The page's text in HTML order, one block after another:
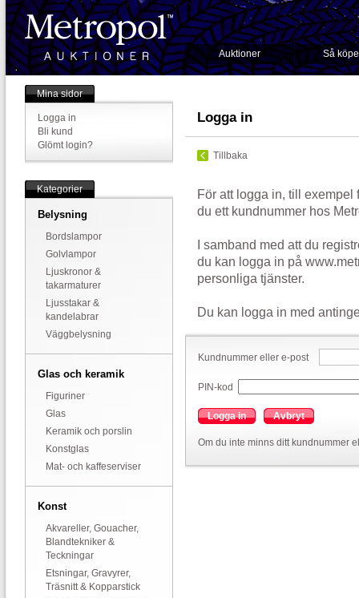
Auktioner Så
Mina sidor
Logga in
Bli kund
Glömt login?
Kategorier
Belysning
Bordslampor
Golvlampor
Ljuskronor &
takarmaturer
Ljusstakar &
kandelabrar
Väggbelysning
Glas och keramik
Figuriner
Glas
Keramik och porslin
Konstglas
Mat- och kaffeserviser
Konst
Akvareller, Gouacher,
Blandtekniker &
Teckningar
Etsningar, Gravyrer,
Träsnitt & Kopparstick
Logga in
Tillbaka
För att logga in, till exempel
du ett kundnummer hos
I samband med att du
du kan logga in på
personliga tjänster.
Du kan logga in med
Kundnummer eller e-post
PIN-kod
Logga in Avbryt
Om du inte minns ditt kundnummer